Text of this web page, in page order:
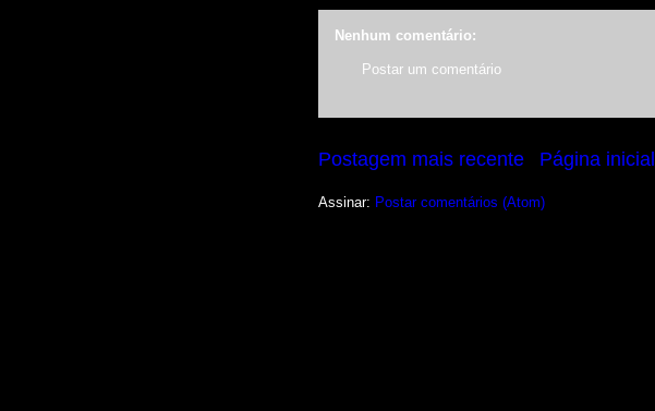
Nenhum comentário:
Postar um comentário
Postagem mais recente Página inicial
Assinar: Postar comentários (Atom)